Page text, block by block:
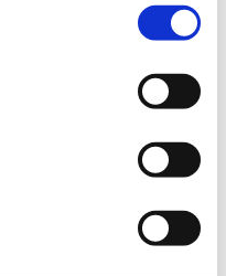
die Vorteile von